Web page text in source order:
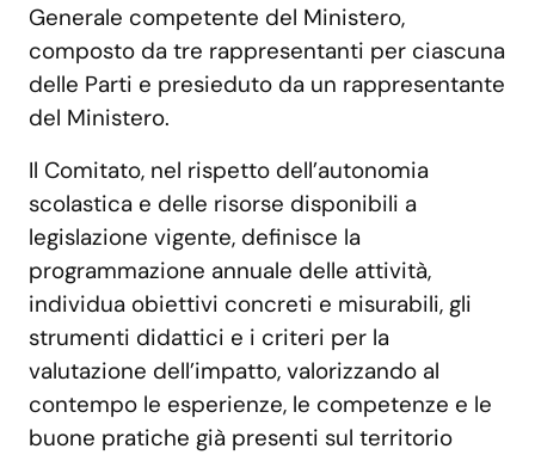
Generale competente del Ministero,
composto da tre rappresentanti per ciascuna
delle Parti e presieduto da un rappresentante
del Ministero.
Il Comitato, nel rispetto dell’autonomia
scolastica e delle risorse disponibili a
legislazione vigente, definisce la
programmazione annuale delle attività,
individua obiettivi concreti e misurabili, gli
strumenti didattici e i criteri per la
valutazione dell’impatto, valorizzando al
contempo le esperienze, le competenze e le
buone pratiche già presenti sul territorio